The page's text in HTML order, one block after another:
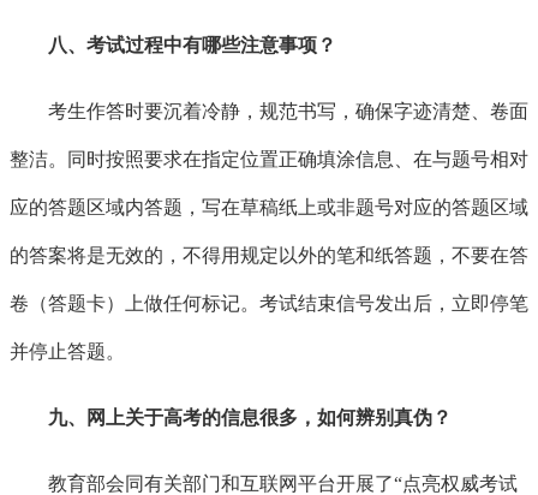
八、考试过程中有哪些注意事项？
考生作答时要沉着冷静，规范书写，确保字迹清楚、卷面
整洁。同时按照要求在指定位置正确填涂信息、在与题号相对
应的答题区域内答题，写在草稿纸上或非题号对应的答题区域
的答案将是无效的，不得用规定以外的笔和纸答题，不要在答
卷（答题卡）上做任何标记。考试结束信号发出后，立即停笔
并停止答题。
九、网上关于高考的信息很多，如何辨别真伪？
教育部会同有关部门和互联网平台开展了“点亮权威考试